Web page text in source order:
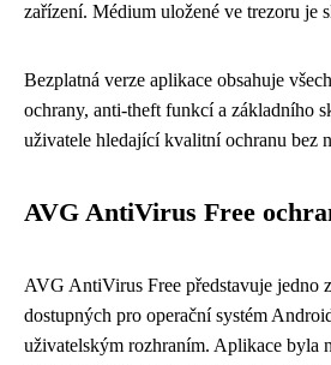
zařízení. Médium uložené ve trezoru je
Bezplatná verze aplikace obsahuje
ochrany, anti-theft funkcí a základního
uživatele hledající kvalitní ochranu bez
AVG AntiVirus Free
AVG AntiVirus Free představuje jedno
dostupných pro operační systém
uživatelským rozhraním. Aplikace byla